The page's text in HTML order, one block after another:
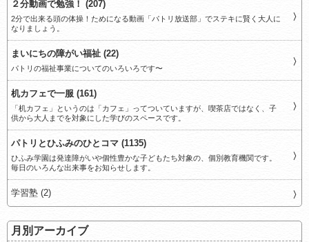
２分動画で勉強！ (207)
2分で出来る頭の体操！ためになる動画「パトリ放送部」でステキに賢く大人に
なりましょう。
まいにちの障がい福祉 (22)
パトリの福祉事業についてのいろいろです〜
机カフェで一服 (161)
「机カフェ」というのは「カフェ」ってついていますが、喫茶店ではなく、子
供から大人までを対象にした学びのスペースです。
パトリとひふみのひとコマ (1135)
ひふみ学園は発達障がいや個性豊かな子どもたち対象の、個別教育機関です。
毎日のいろんな出来事をお知らせします。
学習塾 (2)
月別アーカイブ